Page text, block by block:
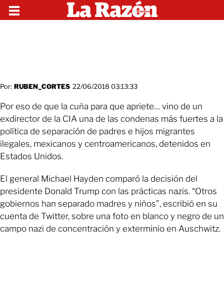
Por: RUBEN_CORTES 22/06/2018 03:13:33
Por eso de que la cuña para que apriete… vino de un
exdirector de la CIA una de las condenas más fuertes a la
política de separación de padres e hijos migrantes
ilegales, mexicanos y centroamericanos, detenidos en
Estados Unidos.
El general Michael Hayden comparó la decisión del
presidente Donald Trump con las prácticas nazis. “Otros
gobiernos han separado madres y niños”, escribió en su
cuenta de Twitter, sobre una foto en blanco y negro de un
campo nazi de concentración y exterminio en Auschwitz.